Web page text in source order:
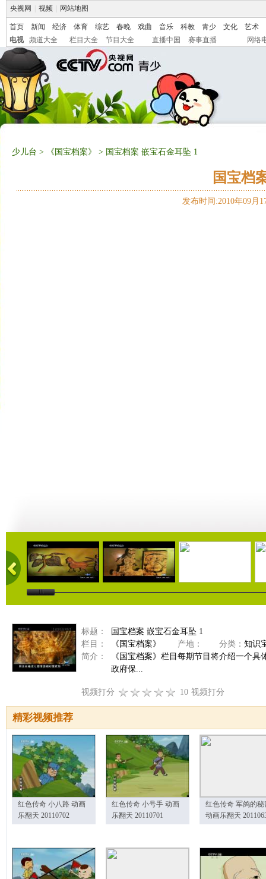
央视网 视频 网站地图
首页 新闻 经济 体育 综艺 春晚 戏曲 音乐 科教 青少 文化
艺术
电视
频道大全 栏目大全 节目大全 直播中国 赛事直播 网络
少儿台 > 《国宝档案》 > 国宝档案 嵌宝石金耳坠 1
国宝档
发布时间:2010年09月
04:07 04:40 04:26
标题：
国宝档案 嵌宝石金耳坠 1
栏目：
《国宝档案》 产地： 分类： 知识
简介：
《国宝档案》栏目每期节目将介绍一个
政府保...
视频打分 10 视频打分
精彩视频推荐
红色传奇 小八路 动画
乐翻天 20110702
红色传奇 小号手 动画
乐翻天 20110701
红色传奇 军鸽的秘
动画乐翻天